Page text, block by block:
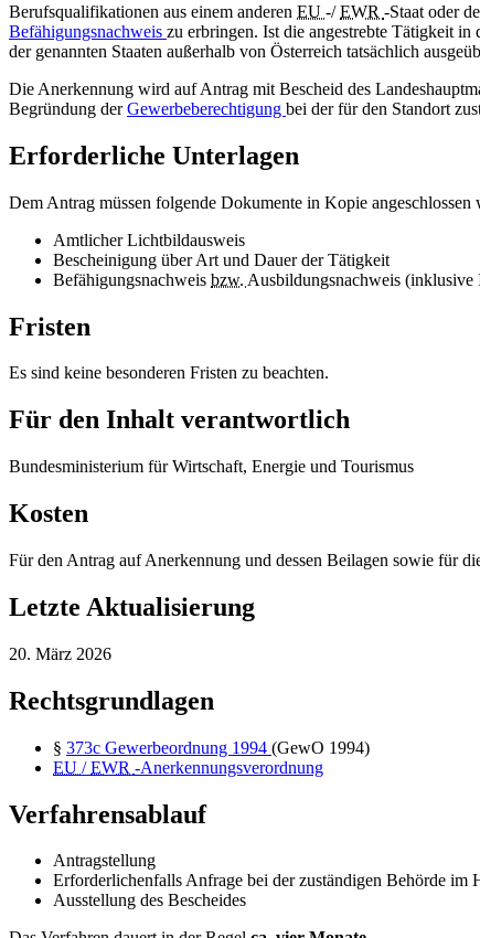
Berufsqualifikationen aus einem anderen EU -/EWR -Staat oder
Befähigungsnachweis zu erbringen. Ist die angestrebte Tätigkeit in
der genannten Staaten außerhalb von Österreich tatsächlich
Die Anerkennung wird auf Antrag mit Bescheid des
Begründung derGewerbeberechtigung bei der für den Standort
Erforderliche Unterlagen
Dem Antrag müssen folgende Dokumente in Kopie angeschlossen
Amtlicher Lichtbildausweis
Bescheinigung über Art und Dauer der Tätigkeit
Befähigungsnachweis bzw. Ausbildungsnachweis
Fristen
Es sind keine besonderen Fristen zu beachten.
Für den Inhalt verantwortlich
Bundesministerium für Wirtschaft, Energie und Tourismus
Kosten
Für den Antrag auf Anerkennung und dessen Beilagen sowie für
Letzte Aktualisierung
20. März 2026
Rechtsgrundlagen
§ 373c Gewerbeordnung 1994 (GewO 1994)
EU /EWR -Anerkennungsverordnung
Verfahrensablauf
Antragstellung
Erforderlichenfalls Anfrage bei der zuständigen Behörde im
Ausstellung des Bescheides